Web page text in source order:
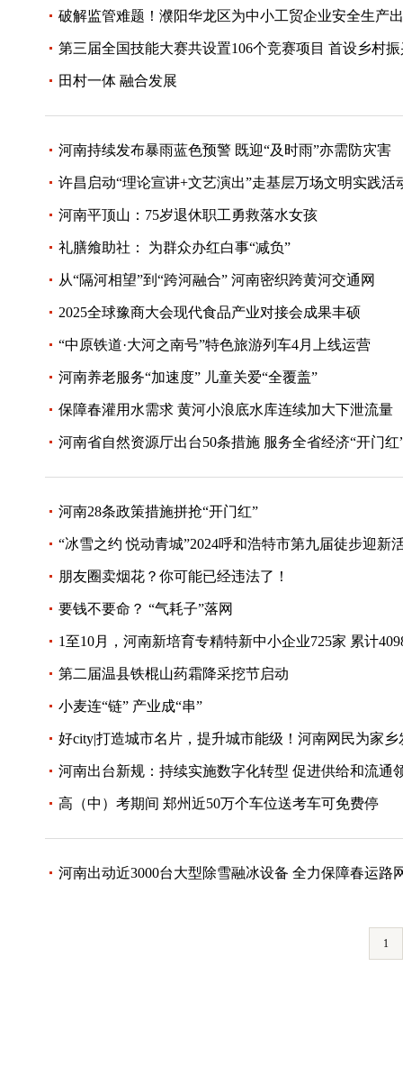
破解监管难题！濮阳华龙区为中小工贸企业安全生产
第三届全国技能大赛共设置106个竞赛项目 首设乡村
田村一体 融合发展
河南持续发布暴雨蓝色预警 既迎“及时雨”亦需防灾害
许昌启动“理论宣讲+文艺演出”走基层万场文明实践活
河南平顶山：75岁退休职工勇救落水女孩
礼膳飨助社： 为群众办红白事“减负”
从“隔河相望”到“跨河融合” 河南密织跨黄河交通网
2025全球豫商大会现代食品产业对接会成果丰硕
“中原铁道·大河之南号”特色旅游列车4月上线运营
河南养老服务“加速度” 儿童关爱“全覆盖”
保障春灌用水需求 黄河小浪底水库连续加大下泄流量
河南省自然资源厅出台50条措施 服务全省经济“开门红
河南28条政策措施拼抢“开门红”
“冰雪之约 悦动青城”2024呼和浩特市第九届徒步迎新
朋友圈卖烟花？你可能已经违法了！
要钱不要命？ “气耗子”落网
1至10月，河南新培育专精特新中小企业725家 累计
第二届温县铁棍山药霜降采挖节启动
小麦连“链” 产业成“串”
好city|打造城市名片，提升城市能级！河南网民为家乡
河南出台新规：持续实施数字化转型 促进供给和流通
高（中）考期间 郑州近50万个车位送考车可免费停
河南出动近3000台大型除雪融冰设备 全力保障春运路
1